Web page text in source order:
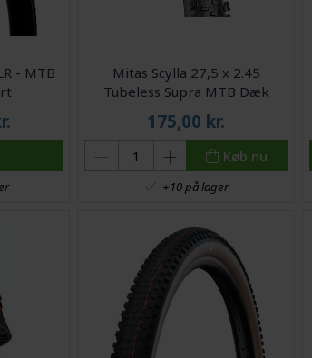
- MTB
Mitas Scylla 27,5 x 2.45
Tubeless Supra MTB Dæk
175,00 kr.
Køb nu
+10 på lager